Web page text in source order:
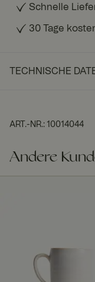
Schnelle
30 Tage
TECHNISCHE
ART.-NR.: 10014044
Andere